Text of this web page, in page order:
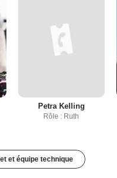
Petra Kelling
Rôle : Ruth
et équipe technique